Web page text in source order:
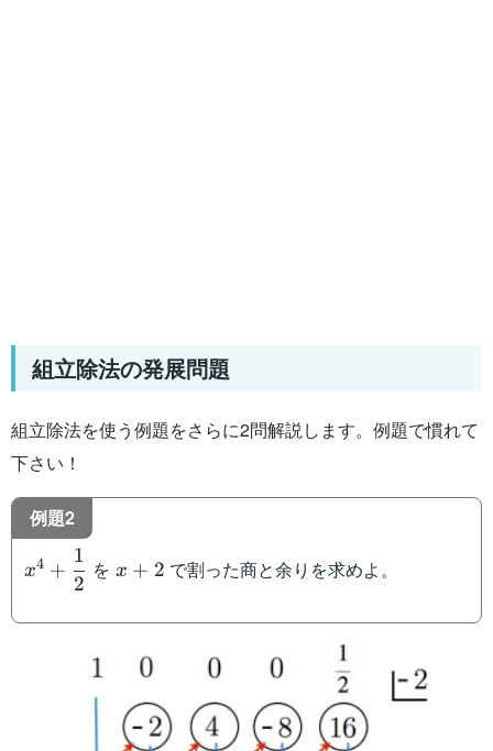
組立除法の発展問題
組立除法を使う例題をさらに2問解説します。例題で慣れて
下さい！
例題2
x^4+\dfrac{1}
{2}
x4 +
2
1
を x+2
x + 2 で割った商と余りを求めよ。